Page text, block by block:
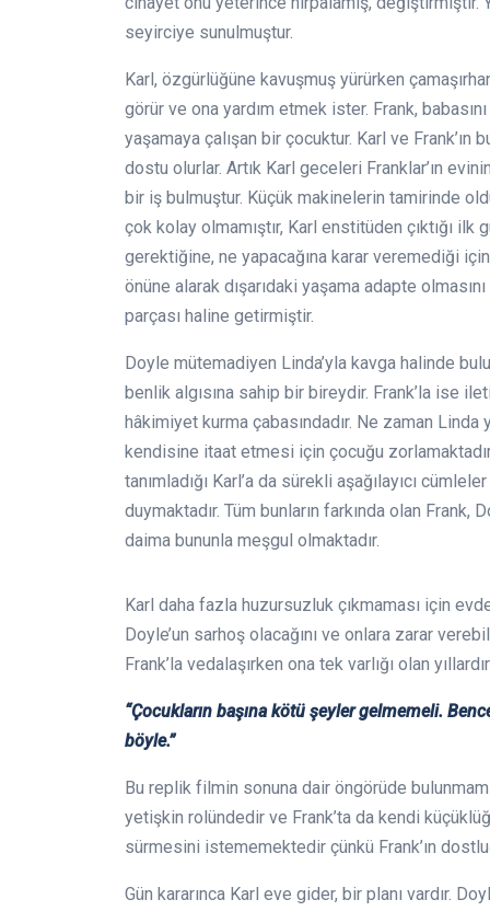
seyirciye sunulmuştur.
Karl, özgürlüğüne kavuşmuş yürürken
görür ve ona yardım etmek ister. Frank,
yaşamaya çalışan bir çocuktur. Karl ve Frank’ın
dostu olurlar. Artık Karl geceleri Franklar’ın
bir iş bulmuştur. Küçük makinelerin tamirinde
çok kolay olmamıştır, Karl enstitüden çıktığı ilk
gerektiğine, ne yapacağına karar veremediği
önüne alarak dışarıdaki yaşama adapte
parçası haline getirmiştir.
Doyle mütemadiyen Linda’yla kavga halinde
benlik algısına sahip bir bireydir. Frank’la ise
hâkimiyet kurma çabasındadır. Ne zaman Linda
kendisine itaat etmesi için çocuğu
tanımladığı Karl’a da sürekli aşağılayıcı
duymaktadır. Tüm bunların farkında olan Frank,
daima bununla meşgul olmaktadır.
Karl daha fazla huzursuzluk çıkmaması için
Doyle’un sarhoş olacağını ve onlara zarar
Frank’la vedalaşırken ona tek varlığı olan
“Çocukların başına kötü şeyler gelmemeli.
böyle.”
Bu replik filmin sonuna dair öngörüde
yetişkin rolündedir ve Frank’ta da kendi
sürmesini istememektedir çünkü Frank’ın
Gün kararınca Karl eve gider, bir planı vardır.